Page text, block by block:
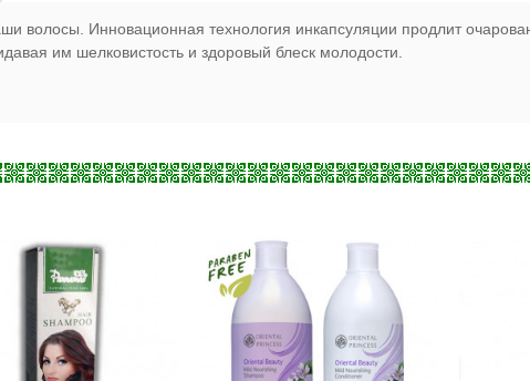
волосы. Инновационная технология инкапсуляции продлит
им шелковистость и здоровый блеск молодости.